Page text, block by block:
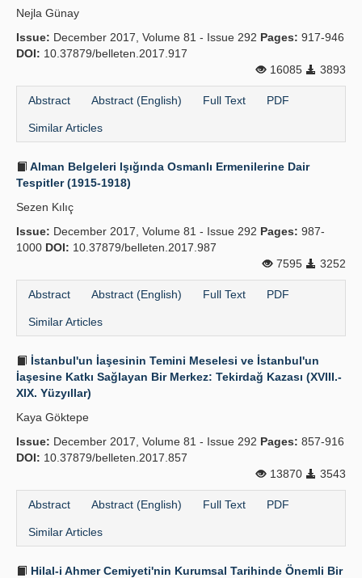
Nejla Günay
Issue: December 2017, Volume 81 - Issue 292 Pages: 917-946
DOI: 10.37879/belleten.2017.917
16085
3893
Abstract Abstract (English) Full Text PDF
Similar Articles
Alman Belgeleri Işığında Osmanlı Ermenilerine Dair
Tespitler (1915-1918)
Sezen Kılıç
Issue: December 2017, Volume 81 - Issue 292 Pages: 987-
1000 DOI: 10.37879/belleten.2017.987
7595
3252
Abstract Abstract (English) Full Text PDF
Similar Articles
İstanbul'un İaşesinin Temini Meselesi ve İstanbul'un
İaşesine Katkı Sağlayan Bir Merkez: Tekirdağ Kazası (XVIII.-
XIX. Yüzyıllar)
Kaya Göktepe
Issue: December 2017, Volume 81 - Issue 292 Pages: 857-916
DOI: 10.37879/belleten.2017.857
13870
3543
Abstract Abstract (English) Full Text PDF
Similar Articles
Hilal-i Ahmer Cemiyeti'nin Kurumsal Tarihinde Önemli Bir